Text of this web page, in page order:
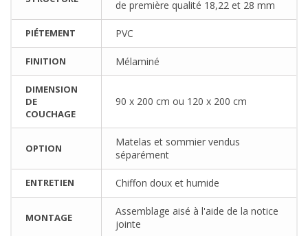
de première qualité 18,22 et 28 mm
PIÉTEMENT PVC
FINITION Mélaminé
DIMENSION
DE
COUCHAGE
90 x 200 cm ou 120 x 200 cm
OPTION
Matelas et sommier vendus
séparément
ENTRETIEN Chiffon doux et humide
MONTAGE
Assemblage aisé à l'aide de la notice
jointe